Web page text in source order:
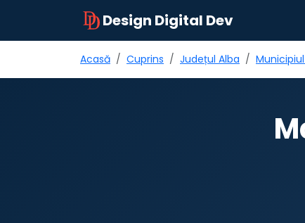
Design Digital Dev
Acasă Cuprins Județul Alba